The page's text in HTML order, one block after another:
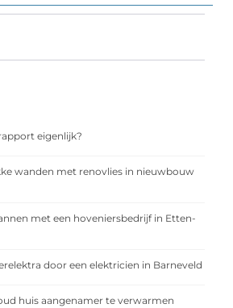
eigenlijk?
wanden met renovlies in nieuwbouw
met een hoveniersbedrijf in Etten-
door een elektricien in Barneveld
huis aangenamer te verwarmen